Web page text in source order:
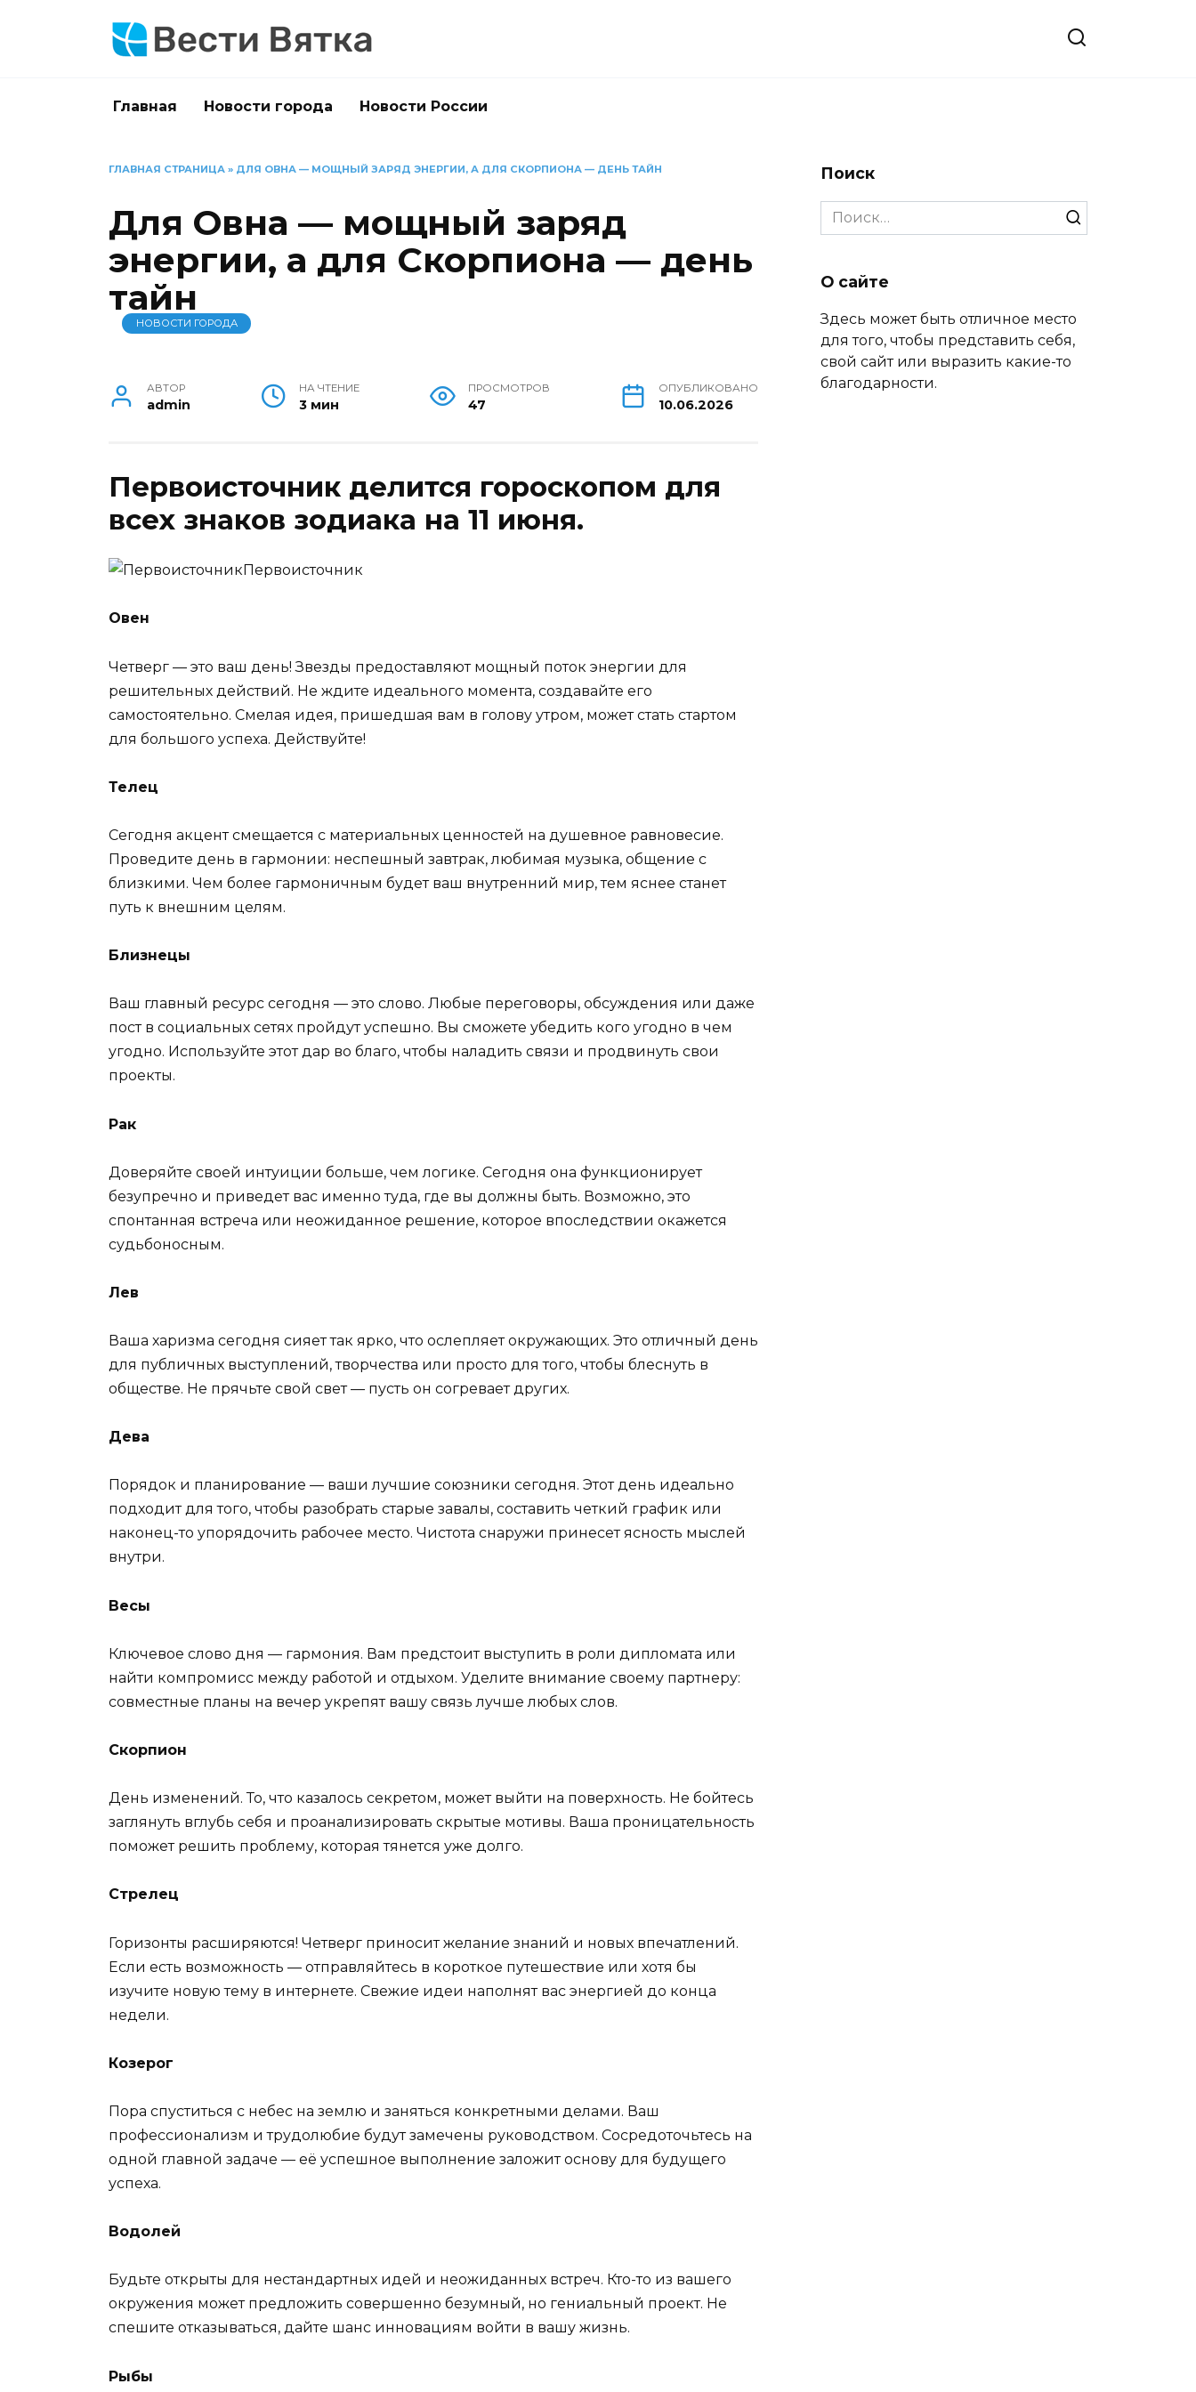
Главная Новости города Новости России
ГЛАВНАЯ СТРАНИЦА » ДЛЯ ОВНА — МОЩНЫЙ ЗАРЯД ЭНЕРГИИ, А ДЛЯ СКОРПИОНА — ДЕНЬ ТАЙН
Для Овна — мощный заряд
энергии, а для Скорпиона — день
тайн
НОВОСТИ ГОРОДА
АВТОР
admin
НА ЧТЕНИЕ
3 мин
ПРОСМОТРОВ
47
ОПУБЛИКОВАНО
10.06.2026
Первоисточник делится гороскопом для
всех знаков зодиака на 11 июня.
Первоисточник
Овен
Четверг — это ваш день! Звезды предоставляют мощный поток энергии для
решительных действий. Не ждите идеального момента, создавайте его
самостоятельно. Смелая идея, пришедшая вам в голову утром, может стать стартом
для большого успеха. Действуйте!
Телец
Сегодня акцент смещается с материальных ценностей на душевное равновесие.
Проведите день в гармонии: неспешный завтрак, любимая музыка, общение с
близкими. Чем более гармоничным будет ваш внутренний мир, тем яснее станет
путь к внешним целям.
Близнецы
Ваш главный ресурс сегодня — это слово. Любые переговоры, обсуждения или даже
пост в социальных сетях пройдут успешно. Вы сможете убедить кого угодно в чем
угодно. Используйте этот дар во благо, чтобы наладить связи и продвинуть свои
проекты.
Рак
Доверяйте своей интуиции больше, чем логике. Сегодня она функционирует
безупречно и приведет вас именно туда, где вы должны быть. Возможно, это
спонтанная встреча или неожиданное решение, которое впоследствии окажется
судьбоносным.
Лев
Ваша харизма сегодня сияет так ярко, что ослепляет окружающих. Это отличный день
для публичных выступлений, творчества или просто для того, чтобы блеснуть в
обществе. Не прячьте свой свет — пусть он согревает других.
Дева
Порядок и планирование — ваши лучшие союзники сегодня. Этот день идеально
подходит для того, чтобы разобрать старые завалы, составить четкий график или
наконец-то упорядочить рабочее место. Чистота снаружи принесет ясность мыслей
внутри.
Весы
Ключевое слово дня — гармония. Вам предстоит выступить в роли дипломата или
найти компромисс между работой и отдыхом. Уделите внимание своему партнеру:
совместные планы на вечер укрепят вашу связь лучше любых слов.
Скорпион
День изменений. То, что казалось секретом, может выйти на поверхность. Не бойтесь
заглянуть вглубь себя и проанализировать скрытые мотивы. Ваша проницательность
поможет решить проблему, которая тянется уже долго.
Стрелец
Горизонты расширяются! Четверг приносит желание знаний и новых впечатлений.
Если есть возможность — отправляйтесь в короткое путешествие или хотя бы
изучите новую тему в интернете. Свежие идеи наполнят вас энергией до конца
недели.
Козерог
Пора спуститься с небес на землю и заняться конкретными делами. Ваш
профессионализм и трудолюбие будут замечены руководством. Сосредоточьтесь на
одной главной задаче — её успешное выполнение заложит основу для будущего
успеха.
Водолей
Будьте открыты для нестандартных идей и неожиданных встреч. Кто-то из вашего
окружения может предложить совершенно безумный, но гениальный проект. Не
спешите отказываться, дайте шанс инновациям войти в вашу жизнь.
Рыбы
Поиск
Search
for:
О сайте
Здесь может быть отличное место
для того, чтобы представить себя,
свой сайт или выразить какие-то
благодарности.